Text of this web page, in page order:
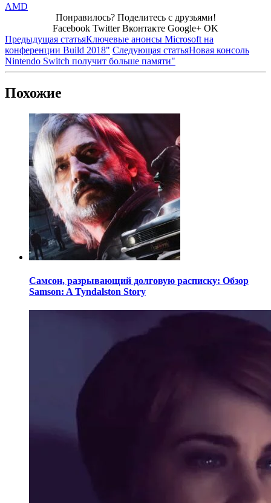
AMD
Понравилось? Поделитесь с друзьями!
Facebook Twitter Вконтакте Google+ OK
Предыдущая статьяКлючевые анонсы Microsoft на
конференции Build 2018" Следующая статьяНовая консоль
Nintendo Switch получит больше памяти"
Похожие
Самсон, разрывающий долговую расписку: Обзор
Samson: A Tyndalston Story